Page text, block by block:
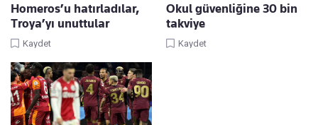
Homeros’u hatırladılar,
Troya’yı unuttular
Kaydet
Okul güvenliğine 30 bin
takviye
Kaydet